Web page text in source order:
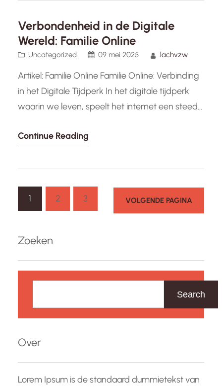
muziekfestivals, kunsttentoonstellingen,
theatervoorstellingen of culinaire festivals,
Verbondenheid in de Digitale
Wereld: Familie Online
Uncategorized 09 mei 2025 lachvzw
Artikel: Familie Online Familie Online: Verbinding
in het Digitale Tijdperk In het digitale tijdperk
waarin we leven, speelt het internet een steeds
aspecten waarop dit duidelijk zichtbaar is, is de
communiceren en verbonden blijven. Met de
Continue Reading
1 2 3 VOLGENDE PAGINA
Zoeken
k
n
Search
Over
Lorem Ipsum is de standaard dummietekst van